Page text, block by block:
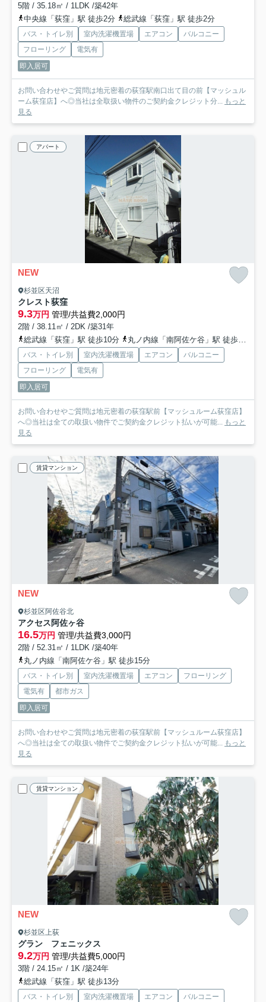
5階 / 35.18㎡ / 1LDK /築42年
中央線「荻窪」駅 徒歩2分
総武線「荻窪」駅 徒歩2分
バス・トイレ別 室内洗濯機置場 エアコン
バルコニー
フローリング
電気有
即入居可
お問い合わせやご質問は地元密着の荻窪駅南口出て目の前【マッシュル
ーム荻窪店】へ◎当社は全取扱い物件のご契約金クレジット分... もっと
見る
アパート
NEW
杉並区天沼
クレスト荻窪
9.3万円 管理/共益費2,000円
2階 / 38.11㎡ / 2DK /築31年
総武線「荻窪」駅 徒歩10分
丸ノ内線「南阿佐ケ谷」駅 徒歩22分
バス・トイレ別 室内洗濯機置場 エアコン
バルコニー
フローリング
電気有
即入居可
お問い合わせやご質問は地元密着の荻窪駅前【マッシュルーム荻窪店】
へ◎当社は全ての取扱い物件でご契約金クレジット払いが可能... もっと
見る
賃貸マンション
NEW
杉並区阿佐谷北
アクセス阿佐ヶ谷
16.5万円 管理/共益費3,000円
2階 / 52.31㎡ / 1LDK /築40年
丸ノ内線「南阿佐ケ谷」駅 徒歩15分
バス・トイレ別 室内洗濯機置場 エアコン
フローリング
電気有
都市ガス
即入居可
お問い合わせやご質問は地元密着の荻窪駅前【マッシュルーム荻窪店】
へ◎当社は全ての取扱い物件でご契約金クレジット払いが可能... もっと
見る
賃貸マンション
NEW
杉並区上荻
グラン フェニックス
9.2万円 管理/共益費5,000円
3階 / 24.15㎡ / 1K /築24年
総武線「荻窪」駅 徒歩13分
バス・トイレ別 室内洗濯機置場 エアコン バルコニー